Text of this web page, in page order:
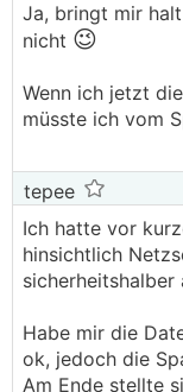
Ja, bringt mir
nicht 😉
Wenn ich jetzt
müsste ich vom
tepee
Ich hatte vor
hinsichtlich
sicherheitshalber
Habe mir die
ok, jedoch die
Am Ende stellte